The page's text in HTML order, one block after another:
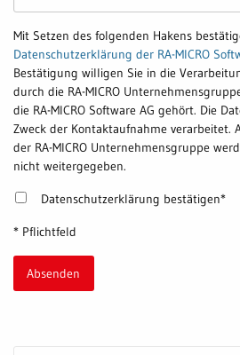
Mit Setzen des folgenden Hakens
Datenschutzerklärung der RA-MICRO
Bestätigung willigen Sie in die
durch die RA-MICRO
die RA-MICRO Software AG gehört. Die
Zweck der Kontaktaufnahme verarbeitet.
der RA-MICRO Unternehmensgruppe
nicht weitergegeben.
Datenschutzerklärung bestätigen*
* Pflichtfeld
Absenden